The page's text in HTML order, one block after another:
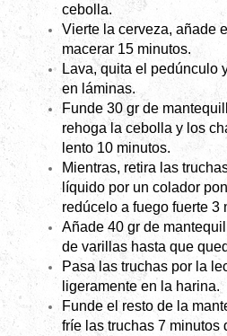
cebolla.
Vierte la cerveza, añade
macerar 15 minutos.
Lava, quita el pedúnculo
en láminas.
Funde 30 gr de
rehoga la cebolla y los
lento 10 minutos.
Mientras, retira las
líquido por un colador
redúcelo a fuego fuerte 3
Añade 40 gr de
de varillas hasta que
Pasa las truchas por la
ligeramente en la harina.
Funde el resto de la
fríe las truchas 7 minutos